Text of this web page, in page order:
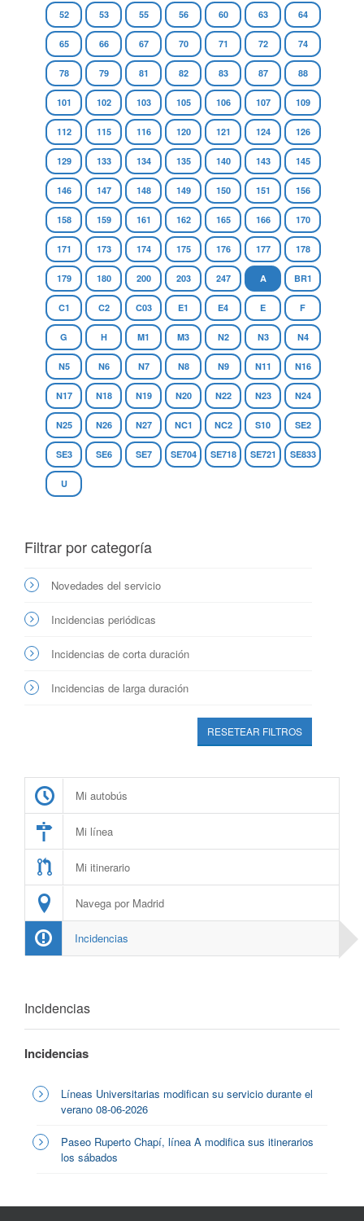
52 53 55 56 60 63 64
65 66 67 70 71 72 74
78 79 81 82 83 87 88
101 102 103 105 106 107 109
112 115 116 120 121 124 126
129 133 134 135 140 143 145
146 147 148 149 150 151 156
158 159 161 162 165 166 170
171 173 174 175 176 177 178
179 180 200 203 247 A BR1
C1 C2 C03 E1 E4 E F
G H M1 M3 N2 N3 N4
N5 N6 N7 N8 N9 N11 N16
N17 N18 N19 N20 N22 N23 N24
N25 N26 N27 NC1 NC2 S10 SE2
SE3 SE6 SE7 SE704 SE718 SE721 SE833
U
Filtrar por categoría
Novedades del servicio
Incidencias periódicas
Incidencias de corta duración
Incidencias de larga duración
RESETEAR FILTROS
Mi autobús
Mi línea
Mi itinerario
Navega por Madrid
Incidencias
Incidencias
Incidencias
Líneas Universitarias modifican su servicio durante el
verano 08-06-2026
Paseo Ruperto Chapí, línea A modifica sus itinerarios
los sábados